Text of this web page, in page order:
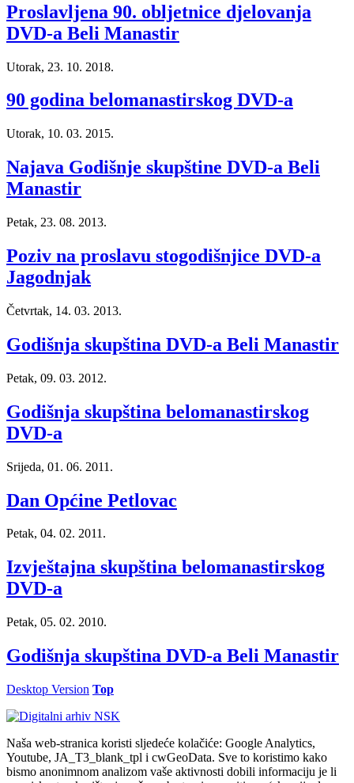
Proslavljena 90. obljetnice djelovanja
DVD-a Beli Manastir
Utorak, 23. 10. 2018.
90 godina belomanastirskog DVD-a
Utorak, 10. 03. 2015.
Najava Godišnje skupštine DVD-a Beli
Manastir
Petak, 23. 08. 2013.
Poziv na proslavu stogodišnjice DVD-a
Jagodnjak
Četvrtak, 14. 03. 2013.
Godišnja skupština DVD-a Beli Manastir
Petak, 09. 03. 2012.
Godišnja skupština belomanastirskog
DVD-a
Srijeda, 01. 06. 2011.
Dan Općine Petlovac
Petak, 04. 02. 2011.
Izvještajna skupština belomanastirskog
DVD-a
Petak, 05. 02. 2010.
Godišnja skupština DVD-a Beli Manastir
Desktop Version Top
Naša web-stranica koristi sljedeće kolačiće: Google Analytics,
Youtube, JA_T3_blank_tpl i cwGeoData. Sve to koristimo kako
bismo anonimnom analizom vaše aktivnosti dobili informaciju je li